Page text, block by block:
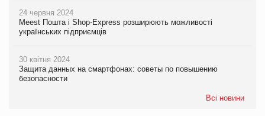
24 червня 2024
Meest Пошта і Shop-Express розширюють можливості
українських підприємців
30 квітня 2024
Защита данных на смартфонах: советы по повышению
безопасности
Всі новини